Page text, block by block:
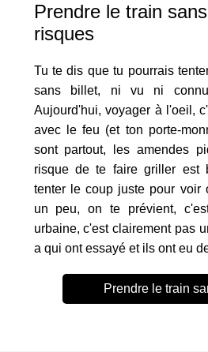
Prendre le train
risques
Tu te dis que tu pourrais
sans billet, ni vu ni
Aujourd'hui, voyager à l'oeil,
avec le feu (et ton porte-
sont partout, les amendes
risque de te faire griller est
tenter le coup juste pour voir
un peu, on te prévient,
urbaine, c'est clairement pas
a qui ont essayé et ils ont eu
Prendre le train